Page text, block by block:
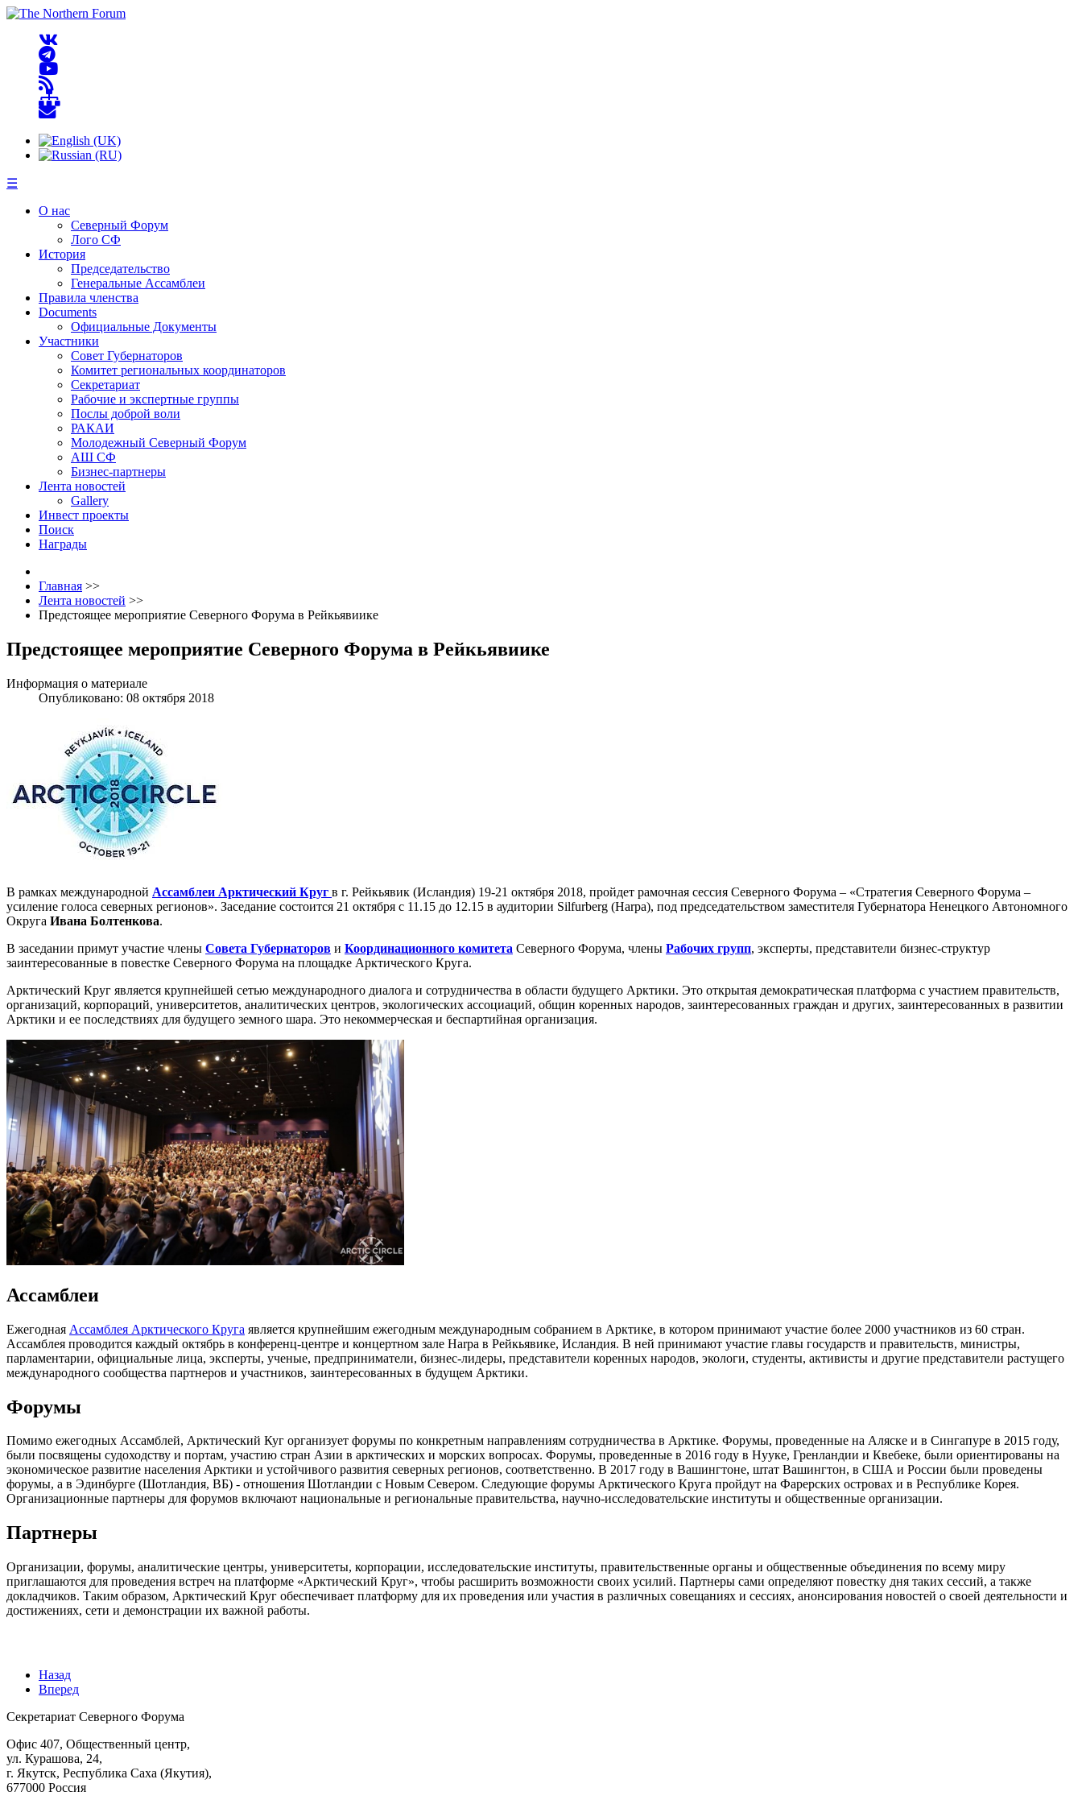
☰
О нас
Северный Форум
Лого СФ
История
Председательство
Генеральные Ассамблеи
Правила членства
Documents
Официальные Документы
Участники
Совет Губернаторов
Комитет региональных координаторов
Секретариат
Рабочие и экспертные группы
Послы доброй воли
РАКАИ
Молодежный Северный Форум
АШ СФ
Бизнес-партнеры
Лента новостей
Gallery
Инвест проекты
Поиск
Награды
Главная >>
Лента новостей >>
Предстоящее мероприятие Северного Форума в Рейкьявиике
Предстоящее мероприятие Северного Форума в Рейкьявиике
Информация о материале
Опубликовано: 08 октября 2018
В рамках международной Ассамблеи Арктический Круг в г. Рейкьявик (Исландия) 19-21 октября 2018, пройдет рамочная сессия Северного Форума – «Стратегия Северного Форума –
усиление голоса северных регионов». Заседание состоится 21 октября с 11.15 до 12.15 в аудитории Silfurberg (Harpa), под председательством заместителя Губернатора Ненецкого Автономного
Округа Ивана Болтенкова.
В заседании примут участие члены Совета Губернаторов и Координационного комитета Северного Форума, члены Рабочих групп, эксперты, представители бизнес-структур
заинтересованные в повестке Северного Форума на площадке Арктического Круга.
Арктический Круг является крупнейшей сетью международного диалога и сотрудничества в области будущего Арктики. Это открытая демократическая платформа с участием правительств,
организаций, корпораций, университетов, аналитических центров, экологических ассоциаций, общин коренных народов, заинтересованных граждан и других, заинтересованных в развитии
Арктики и ее последствиях для будущего земного шара. Это некоммерческая и беспартийная организация.
Ассамблеи
Ежегодная Ассамблея Арктического Круга является крупнейшим ежегодным международным собранием в Арктике, в котором принимают участие более 2000 участников из 60 стран.
Ассамблея проводится каждый октябрь в конференц-центре и концертном зале Harpa в Рейкьявике, Исландия. В ней принимают участие главы государств и правительств, министры,
парламентарии, официальные лица, эксперты, ученые, предприниматели, бизнес-лидеры, представители коренных народов, экологи, студенты, активисты и другие представители растущего
международного сообщества партнеров и участников, заинтересованных в будущем Арктики.
Форумы
Помимо ежегодных Ассамблей, Арктический Куг организует форумы по конкретным направлениям сотрудничества в Арктике. Форумы, проведенные на Аляске и в Сингапуре в 2015 году,
были посвящены судоходству и портам, участию стран Азии в арктических и морских вопросах. Форумы, проведенные в 2016 году в Нууке, Гренландии и Квебеке, были ориентированы на
экономическое развитие населения Арктики и устойчивого развития северных регионов, соответственно. В 2017 году в Вашингтоне, штат Вашингтон, в США и России были проведены
форумы, а в Эдинбурге (Шотландия, ВБ) - отношения Шотландии с Новым Севером. Следующие форумы Арктического Круга пройдут на Фарерских островах и в Республике Корея.
Организационные партнеры для форумов включают национальные и региональные правительства, научно-исследовательские институты и общественные организации.
Партнеры
Организации, форумы, аналитические центры, университеты, корпорации, исследовательские институты, правительственные органы и общественные объединения по всему миру
приглашаются для проведения встреч на платформе «Арктический Круг», чтобы расширить возможности своих усилий. Партнеры сами определяют повестку дня таких сессий, а также
докладчиков. Таким образом, Арктический Круг обеспечивает платформу для их проведения или участия в различных совещаниях и сессиях, анонсирования новостей о своей деятельности и
достижениях, сети и демонстрации их важной работы.
Назад
Вперед
Секретариат Северного Форума
Офис 407, Общественный центр,
ул. Курашова, 24,
г. Якутск, Республика Саха (Якутия),
677000 Россия